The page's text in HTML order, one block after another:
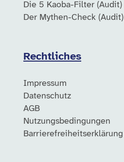
Die 5 Kaoba-Filter (Audit)
Der Mythen-Check (Audit)
Rechtliches
Impressum
Datenschutz
AGB
Nutzungsbedingungen
Barrierefreiheitserklärung